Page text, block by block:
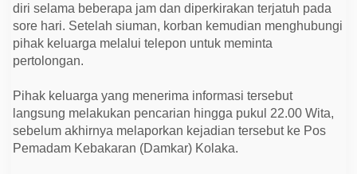
a
m
k
a
n
g
g
a
D
diri selama beberapa jam dan diperkirakan terjatuh pada
sore hari. Setelah siuman, korban kemudian menghubungi
pihak keluarga melalui telepon untuk meminta
pertolongan.
Pihak keluarga yang menerima informasi tersebut
langsung melakukan pencarian hingga pukul 22.00 Wita,
sebelum akhirnya melaporkan kejadian tersebut ke Pos
Pemadam Kebakaran (Damkar) Kolaka.